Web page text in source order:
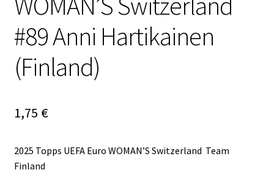
#89 Anni Hartikainen
(Finland)
1,75 €
2025 Topps UEFA Euro WOMAN’S Switzerland Team
Finland